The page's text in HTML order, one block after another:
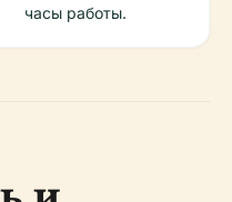
часы работы.